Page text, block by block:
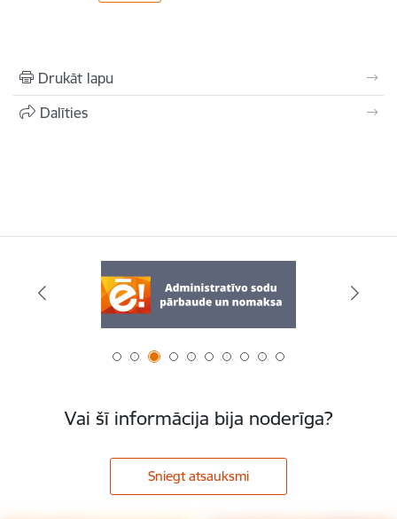
Drukāt lapu
Dalīties
Vai šī informācija bija noderīga?
Sniegt atsauksmi